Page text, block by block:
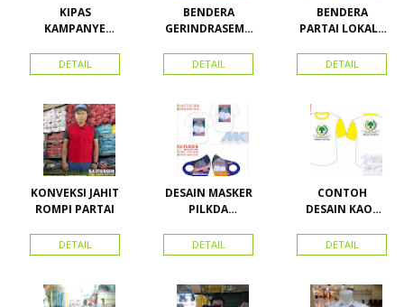
KIPAS
KAMPANYE
DETAIL
BENDERA
GERINDRASEMU
DETAIL
BENDERA
PARTAI LOKAL /
ACEH
DETAIL
KONVEKSI JAHIT
ROMPI PARTAI
DETAIL
DESAIN MASKER
PILKDA
Calon Bupati &
Wakil Bupati
Kepulauan
DETAIL
CONTOH
DESAIN KAOS
BAHAN PE
DOUBLE
DETAIL